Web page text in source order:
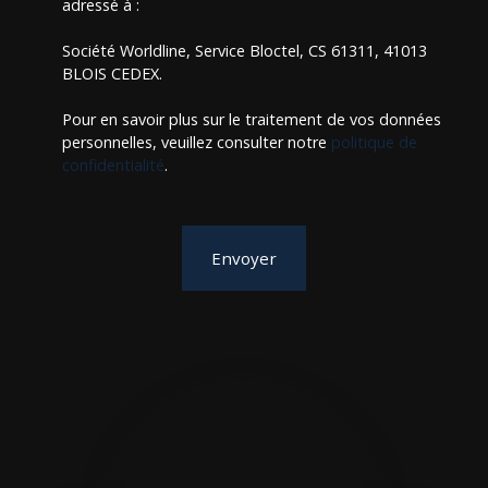
adressé à :
Société Worldline, Service Bloctel, CS 61311, 41013
BLOIS CEDEX.
Pour en savoir plus sur le traitement de vos données
personnelles, veuillez consulter notre politique de
confidentialité.
Envoyer